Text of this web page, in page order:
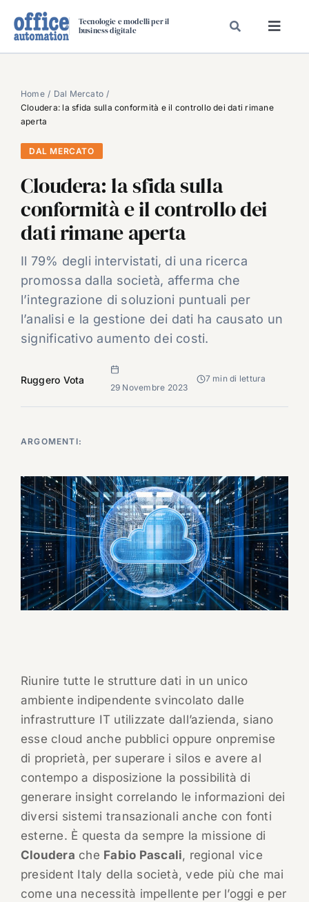
Tecnologie e modelli per il
business digitale
SPECIAL PAPER
DAL MERCATO
VIDEO
EVENTI
CHI SIAMO
Home
Dal Mercato
Cloudera: la sfida sulla conformità e il controllo dei dati rimane
aperta
DAL MERCATO
Cloudera: la sfida sulla
conformità e il controllo dei
dati rimane aperta
Il 79% degli intervistati, di una ricerca
promossa dalla società, afferma che
l’integrazione di soluzioni puntuali per
l’analisi e la gestione dei dati ha causato un
significativo aumento dei costi.
Ruggero Vota
29 Novembre 2023
7 min di lettura
ARGOMENTI:
Riunire tutte le strutture dati in un unico
ambiente indipendente svincolato dalle
infrastrutture IT utilizzate dall’azienda, siano
esse cloud anche pubblici oppure onpremise
di proprietà, per superare i silos e avere al
contempo a disposizione la possibilità di
generare insight correlando le informazioni dei
diversi sistemi transazionali anche con fonti
esterne. È questa da sempre la missione di
Cloudera che Fabio Pascali, regional vice
president Italy della società, vede più che mai
come una necessità impellente per l’oggi e per